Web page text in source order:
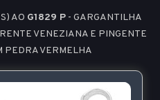
AO G1829 P - GARGANTILHA
VENEZIANA E PINGENTE
PEDRA VERMELHA